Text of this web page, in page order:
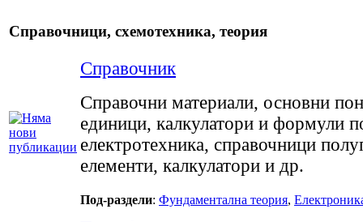
Справочници, схемотехника, теория
Справочник
Справочни материали, основни
единици, калкулатори и формули
електротехника, справочници
елементи, калкулатори и др.
Под-раздели: Фундаментална теория,